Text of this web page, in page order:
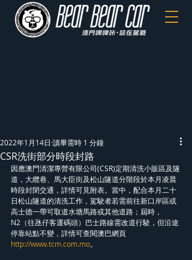
CSR洗街部分時段封路
2022年1月14日 讀畢需時 1 分鐘
因應澳門清潔專營有限公司(CSR)定期清洗小販區及隧
道，大纜巷、馬大臣街及松山隧道分階段於本月凌晨
時段封閉交通，詳情可見附表。當中，配合本月二十
日松山隧道的清洗工作，駕駛者若需前往新口岸區或
高士德一帶可取道水塘馬路或其他道路；屆時，
N2（往氹仔客運碼頭）巴士路線需改道行駛，但沿途
停靠站點不變，詳情可查閱澳巴網頁
http://www.tcm.com.mo。